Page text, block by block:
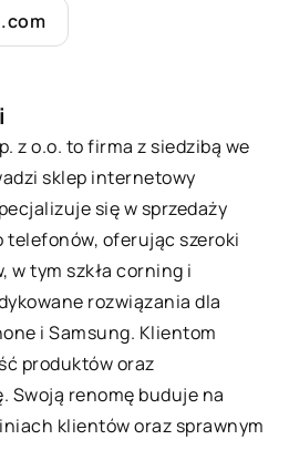
z o.o. to firma z siedzibą we
sklep internetowy
się w sprzedaży
telefonów, oferując szeroki
tym szkła corning i
rozwiązania dla
i Samsung. Klientom
produktów oraz
Swoją renomę buduje na
klientów oraz sprawnym